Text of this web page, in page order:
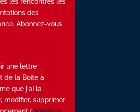
les rencontres les
des
Abonnez-vous
une lettre
de la Boite à
que j'ai la
modifier, supprimer